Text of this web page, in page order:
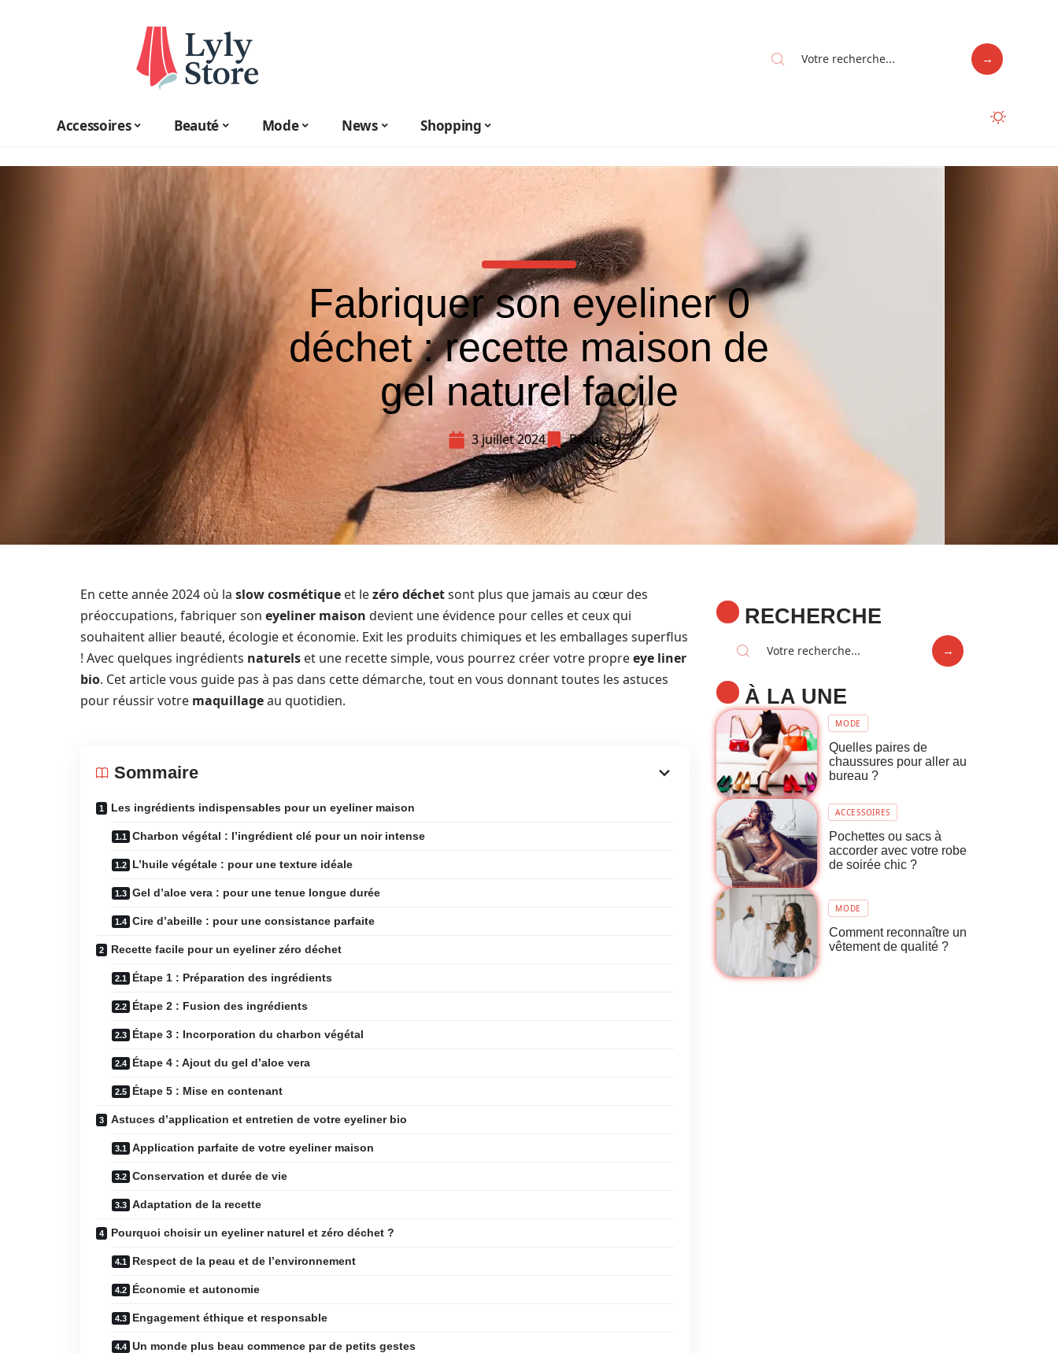
Accessoires Beauté Mode News Shopping
Fabriquer son eyeliner 0
déchet : recette maison de
gel naturel facile
3 juillet 2024 Beauté
En cette année 2024 où la slow cosmétique et lezéro déchetsont plus que jamais au cœur des
préoccupations, fabriquer son eyeliner maison devient une évidence pour celles et ceux qui
souhaitent allier beauté, écologie et économie. Exit les produits chimiques et les emballages superflus
! Avec quelques ingrédients naturels et une recette simple, vous pourrez créer votre propreeye liner
bio. Cet article vous guide pas à pas dans cette démarche, tout en vous donnant toutes les astuces
pour réussir votre maquillageau quotidien.
Sommaire
Les ingrédients indispensables pour un eyeliner maison
Charbon végétal : l’ingrédient clé pour un noir intense
L’huile végétale : pour une texture idéale
Gel d’aloe vera : pour une tenue longue durée
Cire d’abeille : pour une consistance parfaite
Recette facile pour un eyeliner zéro déchet
Étape 1 : Préparation des ingrédients
Étape 2 : Fusion des ingrédients
Étape 3 : Incorporation du charbon végétal
Étape 4 : Ajout du gel d’aloe vera
Étape 5 : Mise en contenant
Astuces d’application et entretien de votre eyeliner bio
Application parfaite de votre eyeliner maison
Conservation et durée de vie
Adaptation de la recette
Pourquoi choisir un eyeliner naturel et zéro déchet ?
Respect de la peau et de l’environnement
Économie et autonomie
Engagement éthique et responsable
Un monde plus beau commence par de petits gestes
RECHERCHE
À LA UNE
MODE
Quelles paires de
chaussures pour aller au
bureau ?
ACCESSOIRES
Pochettes ou sacs à
accorder avec votre robe
de soirée chic ?
MODE
Comment reconnaître un
vêtement de qualité ?